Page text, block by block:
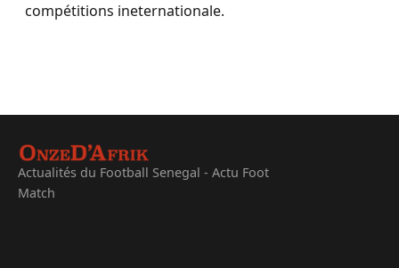
compétitions ineternationale.
Actualités du Football Senegal - Actu Foot
Match